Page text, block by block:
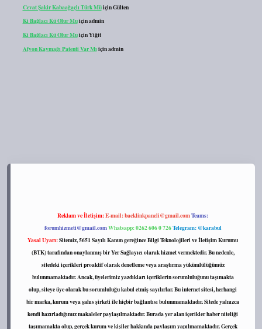
Cevat Şakir Kabaağaçlı Türk MüiçinGülten
Ki Bağlacı Kü Olur Muiçinadmin
Ki Bağlacı Kü Olur MuiçinYiğit
Afyon Kaymağı Patenti Var Mı içinadmin
Reklam ve İletişim:E-mail:backlinkpaneli@gmail.comTeams:
forumhizmeti@gmail.comWhatsapp: 0262 606 0 726Telegram: @karabul
Yasal Uyarı:Sitemiz, 5651 Sayılı Kanun gereğince Bilgi Teknolojileri ve İletişim Kurumu
(BTK) tarafından onaylanmış bir Yer Sağlayıcı olarak hizmet vermektedir. Bu nedenle,
sitedeki içerikleri proaktif olarak denetleme veya araştırma yükümlülüğümüz
bulunmamaktadır. Ancak, üyelerimiz yazdıkları içeriklerin sorumluluğunu taşımakta
olup, siteye üye olarak bu sorumluluğu kabul etmiş sayılırlar. Bu internet sitesi, herhangi
bir marka, kurum veya şahıs şirketi ile hiçbir bağlantısı bulunmamaktadır. Sitede yalnızca
kendi hazırladığımız makaleler paylaşılmaktadır. Burada yer alan içerikler haber niteliği
taşımamakta olup, gerçek kurum ve kişiler hakkında paylaşım yapılmamaktadır. Gerçek